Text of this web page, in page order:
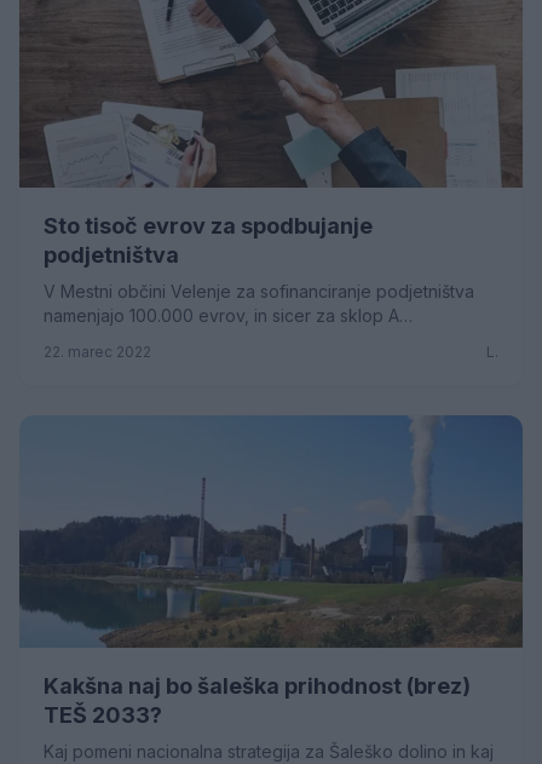
Sto tisoč evrov za spodbujanje
podjetništva
V Mestni občini Velenje za sofinanciranje podjetništva
namenjajo 100.000 evrov, in sicer za sklop A
22. marec 2022 L.
Kakšna naj bo šaleška prihodnost (brez)
TEŠ 2033?
Kaj pomeni nacionalna strategija za Šaleško dolino in kaj